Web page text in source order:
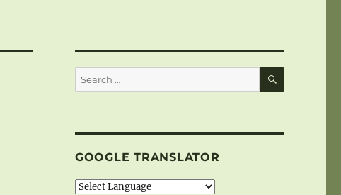
Search
for:
SEARCH
GOOGLE TRANSLATOR